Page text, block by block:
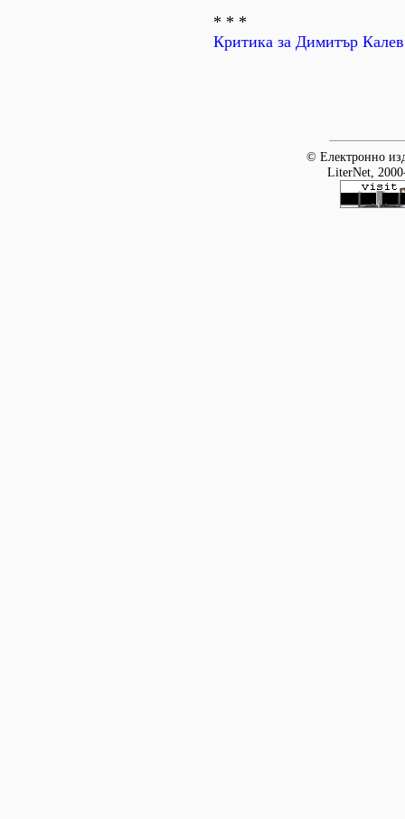
* * *
Критика за Димитър Калев
© Електронно
LiterNet,